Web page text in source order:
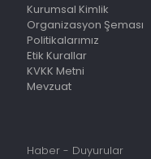
Kurumsal Kimlik
Organizasyon Şeması
Politikalarımız
Etik Kurallar
KVKK Metni
Mevzuat
Haber - Duyurular